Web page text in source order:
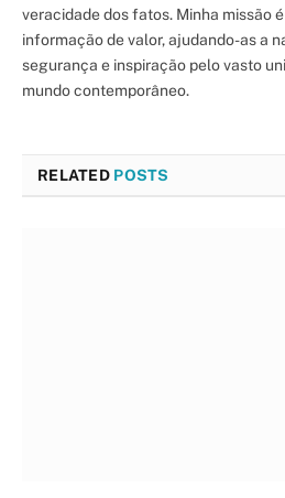
veracidade dos fatos. Minha missão
informação de valor, ajudando-as a
segurança e inspiração pelo vasto
mundo contemporâneo.
RELATED POSTS